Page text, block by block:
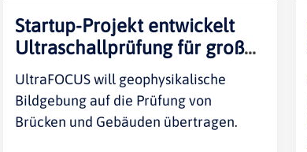
Startup-Projekt entwickelt
Ultraschallprüfung für große
Bauwerke
UltraFOCUS will geophysikalische
Bildgebung auf die Prüfung von
Brücken und Gebäuden übertragen.